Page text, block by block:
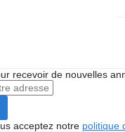
recevoir de nouvelles
acceptez notre politique